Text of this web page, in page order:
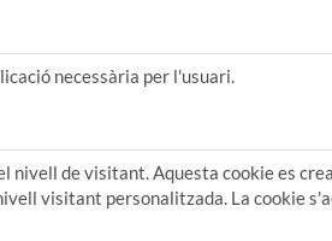
necessària per l'usuari.
nivell de visitant. Aquesta cookie es
visitant personalitzada. La cookie